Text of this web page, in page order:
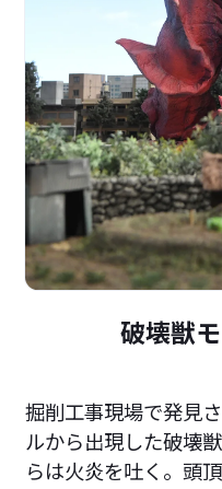
破壊獣
掘削工事現場で発見
ルから出現した破壊
らは火炎を吐く。頭